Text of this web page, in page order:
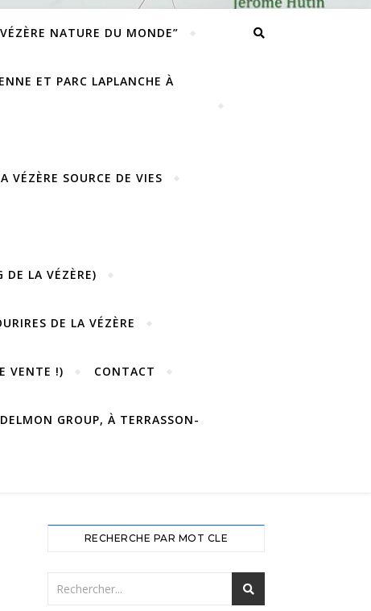
NATURE DU MONDE”
ET PARC LAPLANCHE À
VÉZÈRE SOURCE DE VIES
DE LA VÉZÈRE)
DE LA VÉZÈRE
VENTE !) CONTACT
GROUP, À TERRASSON-
RECHERCHE PAR MOT CLE